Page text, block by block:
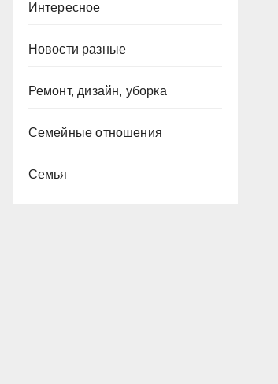
Интересное
Новости разные
Ремонт, дизайн, уборка
Семейные отношения
Семья